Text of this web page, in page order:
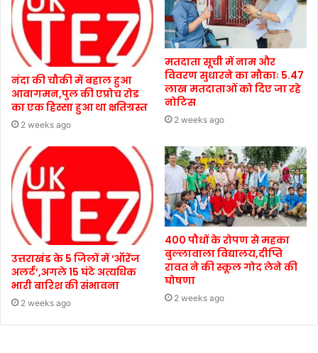
नंदा की चौकी में बहाल हुआ
आवागमन,पुल की एप्रोच रोड
का एक हिस्सा हुआ था क्षतिग्रस्त
2 weeks ago
मतदाता सूची में नाम और
विवरण सुधारने का मौकाः 5.47
लाख मतदाताओं को दिए जा रहे
नोटिस
2 weeks ago
उत्तराखंड के 5 जिलों में ‘ऑरेंज
अलर्ट’,अगले 15 घंटे अत्यधिक
भारी बारिश की संभावना
2 weeks ago
400 पौधों के रोपण से महका
बुल्लावाला विद्यालय,दीप्ति
रावत ने की स्कूल गोद लेने की
घोषणा
2 weeks ago